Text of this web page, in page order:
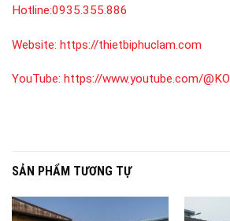
Hotline:0935.355.886
Website: https://thietbiphuclam.com
YouTube: https://www.youtube.com/
SẢN PHẨM TƯƠNG TỰ